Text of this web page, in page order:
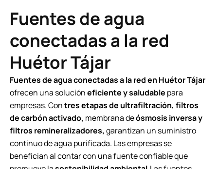
Fuentes de agua
conectadas a la red
Huétor Tájar
Fuentes de agua conectadas a la red en Huétor Tájar
ofrecen una solucióneficiente y saludable para
empresas. Contres etapas de ultrafiltración, filtros
de carbón activado, membrana deósmosis inversa y
filtros remineralizadores, garantizan un suministro
continuo de agua purificada. Las empresas se
benefician al contar con una fuente confiable que